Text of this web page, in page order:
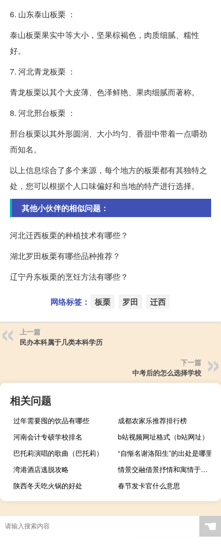
6. 山东泰山板栗 ：
泰山板栗果实中等大小，坚果棕褐色，肉质细腻、糯性
好。
7. 河北青龙板栗 ：
青龙板栗以其个大皮薄、色泽鲜艳、果肉细腻而著称。
8. 河北邢台板栗 ：
邢台板栗以其外形圆润、大小均匀、香甜中带着一点嚼劲
而知名。
以上信息综合了多个来源，每个地方的板栗都有其独特之
处，您可以根据个人口味偏好和当地的特产进行选择。
其他小伙伴的相似问题：
河北迁西板栗的种植技术有哪些？
湖北罗田板栗有哪些品种推荐？
辽宁丹东板栗的烹饪方法有哪些？
网络标签： 板栗 罗田 迁西
上一篇
民办本科属于几类本科学历
下一篇
中考后的怎么选择学校
相关问题
过年需要囤的饮品有哪些
成都农家乐推荐排行榜
河南会计专硕学校排名
b站视频网址格式（b站网址）
巴托莉演唱的歌曲（巴托莉）
“自惭名谢洛阳生”的出处是哪里
湾港酒店逃脱攻略
情景交融借景抒情和寓情于景的区别（情景交融）
陕西冬天吃火锅的好处
春节发卡官什么意思
☚